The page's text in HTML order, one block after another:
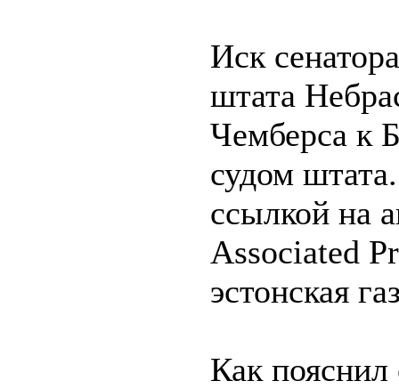
Иск
штата
Чемберса к
судом
ссылкой на
Associated
эстонская
Как пояснил